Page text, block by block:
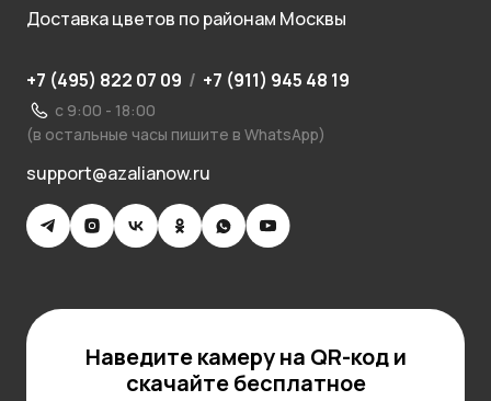
Доставка цветов по районам Москвы
+7 (495) 822 07 09 / +7 (911) 945 48 19
с 9:00 - 18:00
(в остальные часы пишите в WhatsApp)
support@azalianow.ru
Наведите камеру на QR-код и
скачайте бесплатное